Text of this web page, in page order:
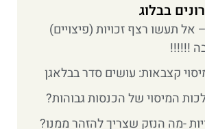
בבלוג
אל תעשו רצף זכויות (פיצויים)
!!!!!!
קצבאות: עושים סדר בבלאגן
המיסוי של הכנסות גבוהות?
-מה הנזק שצריך להזהר ממנו?